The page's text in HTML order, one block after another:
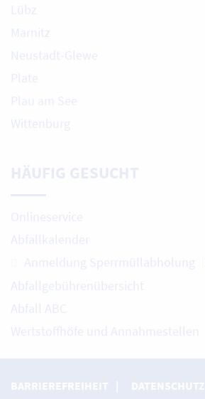
Lübz
Marnitz
Neustadt-Glewe
Plate
Plau am See
Wittenburg
HÄUFIG GESUCHT
Onlineservice
Abfallkalender
Anmeldung Sperrmüllabholung
Abfallgebührenübersicht
Abfall ABC
Wertstoffhöfe und Annahmestellen
BARRIEREFREIHEIT DATENSCHUTZ